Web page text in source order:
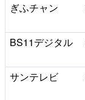
ぎふチャン
BS11デジタル
サンテレビ